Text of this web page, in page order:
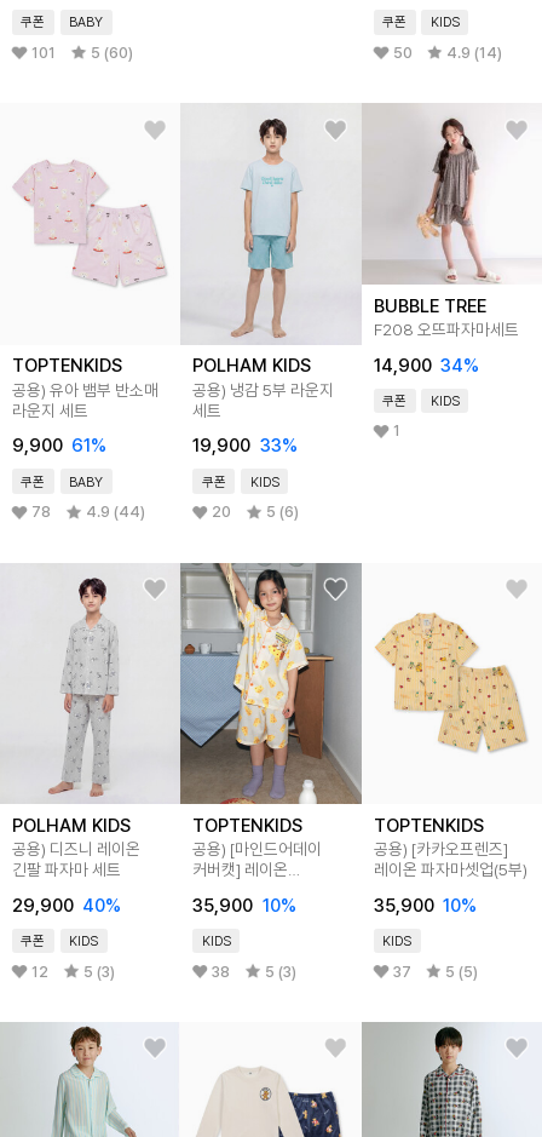
쿠폰 BABY
101 5 (60)
쿠폰 KIDS
50 4.9 (14)
TOPTENKIDS
공용) 유아 뱀부 반소매
라운지 세트
9,900 61 %
쿠폰 BABY
78 4.9 (44)
POLHAM KIDS
공용) 냉감 5부 라운지
세트
19,900 33%
쿠폰 KIDS
20 5 (6)
BUBBLE TREE
F208 오뜨파자마세트
14,900 34%
쿠폰 KIDS
1
POLHAM KIDS
공용) 디즈니 레이온
긴팔 파자마 세트
29,900 40%
쿠폰 KIDS
12 5 (3)
TOPTENKIDS
공용) [마인드어데이
커버캣] 레이온
35,900 10%
KIDS
38 5 (3)
TOPTENKIDS
공용) [카카오프렌즈]
레이온 파자마셋업(5부)
35,900 10%
KIDS
37 5 (5)